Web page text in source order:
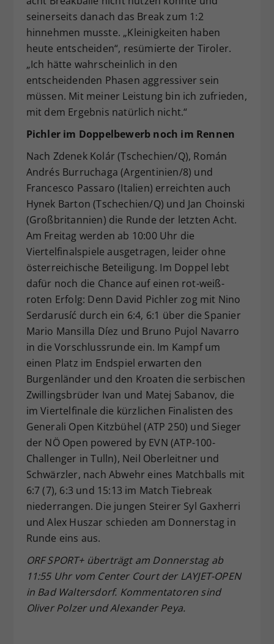
seinerseits danach das Break zum 1:2
hinnehmen musste. „Kleinigkeiten haben
heute entscheiden“, resümierte der Tiroler.
„Ich hätte wahrscheinlich in den
entscheidenden Phasen aggressiver sein
müssen. Mit meiner Leistung bin ich zufrieden,
mit dem Ergebnis natürlich nicht.“
Pichler im Doppelbewerb noch im Rennen
Nach Zdenek Kolár (Tschechien/Q), Román
Andrés Burruchaga (Argentinien/8) und
Francesco Passaro (Italien) erreichten auch
Hynek Barton (Tschechien/Q) und Jan Choinski
(Großbritannien) die Runde der letzten Acht.
Am Freitag werden ab 10:00 Uhr die
Viertelfinalspiele ausgetragen, leider ohne
österreichische Beteiligung. Im Doppel lebt
dafür noch die Chance auf einen rot-weiß-
roten Erfolg: Denn David Pichler zog mit Nino
Serdarusíć durch ein 6:4, 6:1 über die Spanier
Mario Mansilla Díez und Bruno Pujol Navarro
in die Vorschlussrunde ein. Im Kampf um
einen Platz im Endspiel erwarten den
Burgenländer und den Kroaten die serbischen
Zwillingsbrüder Ivan und Matej Sabanov, die
im Viertelfinale die kürzlichen Finalisten des
Generali Open Kitzbühel (ATP 250) und Sieger
der NÖ Open powered by EVN (ATP-100-
Challenger in Tulln), Neil Oberleitner und
Schwärzler, nach Abwehr eines Matchballs mit
6:7 (7), 6:3 und 15:13 im Match Tiebreak
niederrangen. Die jungen Steirer Syl Gaxherri
und Alex Huszar schieden am Donnerstag in
Runde eins aus.
ORF SPORT+ überträgt am Donnerstag ab
11:55 Uhr vom Center Court der LAYJET-OPEN
in Bad Waltersdorf. Kommentatoren sind
Oliver Polzer und Alexander Peya.